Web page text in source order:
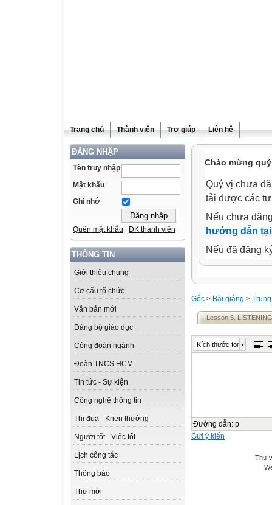
Trang chủ Thành viên Trợ giúp Liên hệ
ĐĂNG NHẬP
Tên truy nhập
Mật khẩu
Ghi nhớ
Quên mật khẩu ĐK thành viên
THÔNG TIN
Giới thiệu chung
Cơ cấu tổ chức
Văn bản mới
Đảng bộ giáo dục
Công đoàn ngành
Đoàn TNCS HCM
Tin tức - Sự kiện
Công nghệ thông tin
Thi đua - Khen thưởng
Người tốt - Việc tốt
Lịch công tác
Thông báo
Thư mời
Chào mừng
Quý vị chưa
tải được các
Nếu chưa
hướng dẫn
Nếu đã đăng
Gốc > Bài giảng >
Lesson 5. LISTENING
Kích thước font
Đường dẫn: p
Gửi ý kiến
Thư